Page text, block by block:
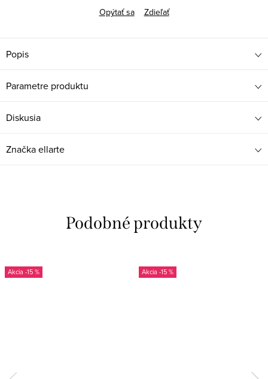
Opýtať sa
Zdieľať
Popis
Parametre produktu
Diskusia
Značkaellarte
-15 % -15 %